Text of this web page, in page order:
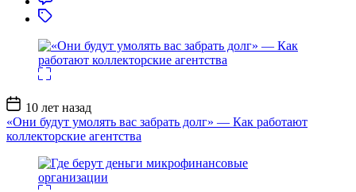
Дата
записи
10 лет назад
«Они будут умолять вас забрать долг» — Как работают
коллекторские агентства